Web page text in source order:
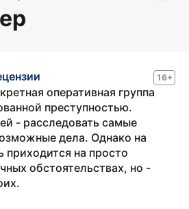
16+
оперативная группа
преступностью.
- расследовать самые
дела. Однако на
приходится на просто
обстоятельствах, но -